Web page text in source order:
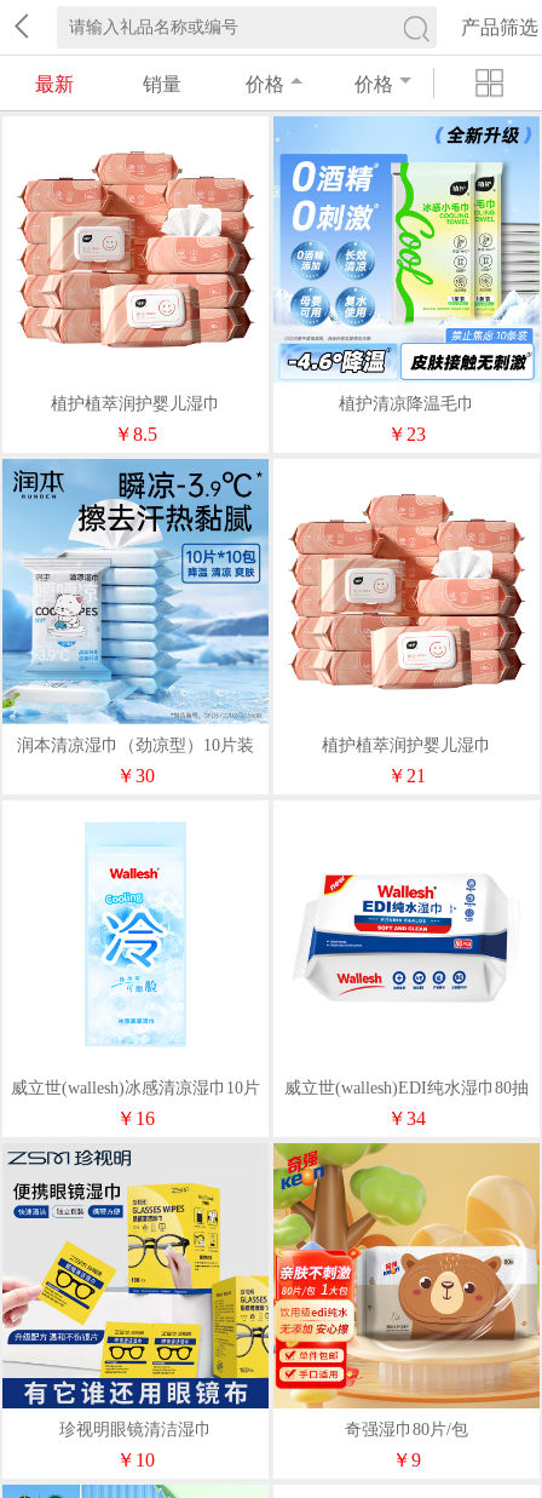
产品筛选
最新 销量 价格 价格
植护植萃润护婴儿湿巾
180*140mm/80片/包*1包
￥8.5
植护清凉降温毛巾
200mm×700mm1条/包*10包
￥23
润本清凉湿巾（劲凉型）10片装
￥30
植护植萃润护婴儿湿巾
180*140mm/80片/包*3包
￥21
威立世(wallesh)冰感清凉湿巾10片
装
￥16
威立世(wallesh)EDI纯水湿巾80抽
￥34
珍视明眼镜清洁湿巾
￥10
奇强湿巾80片/包
￥9